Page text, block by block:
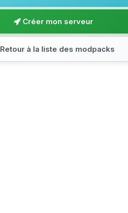
Créer mon serveur
Retour à la liste des modpacks